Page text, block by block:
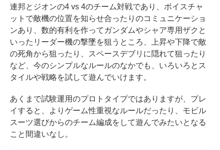
連邦とジオンの4 vs 4のチーム対戦であり、ボイスチャ
ットで敵機の位置を知らせ合ったりのコミュニケーショ
ンあり、数的有利を作ってガンダムやシャア専用ザクと
いったリーダー機の撃墜を狙うところ、上昇や下降で敵
の死角から狙ったり、スペースデブリに隠れて狙ったり
など、今のシンプルなルールのなかでも、いろいろとス
タイルや戦略を試して遊んでいけます。
あくまで試験運用のプロトタイプではありますが、プレ
イすると、よりゲーム性重視なルールだったり、モビル
スーツ選びからのチーム編成をして遊んでみたいとなる
こと間違いなし。